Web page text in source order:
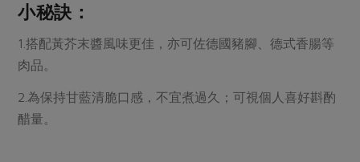
小秘訣：
1.搭配黃芥末醬風味更佳，亦可佐德國豬腳、德式香腸等
肉品。
2.為保持甘藍清脆口感，不宜煮過久；可視個人喜好斟酌
醋量。